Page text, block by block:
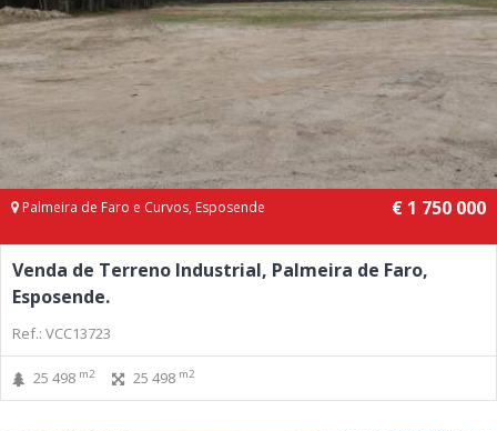
Palmeira de Faro e Curvos, Esposende € 1 750 000
Venda de Terreno Industrial, Palmeira de Faro,
Esposende.
Ref.: VCC13723
25 498 m2 25 498 m2